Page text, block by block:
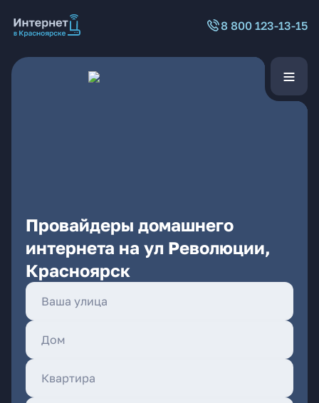
8 800 123-13-15
Провайдеры домашнего
интернета на ул Революции,
Красноярск